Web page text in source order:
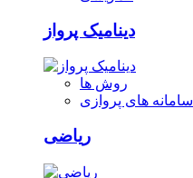
دینامیک پرواز
روش ها
سامانه های پروازی
ریاضی